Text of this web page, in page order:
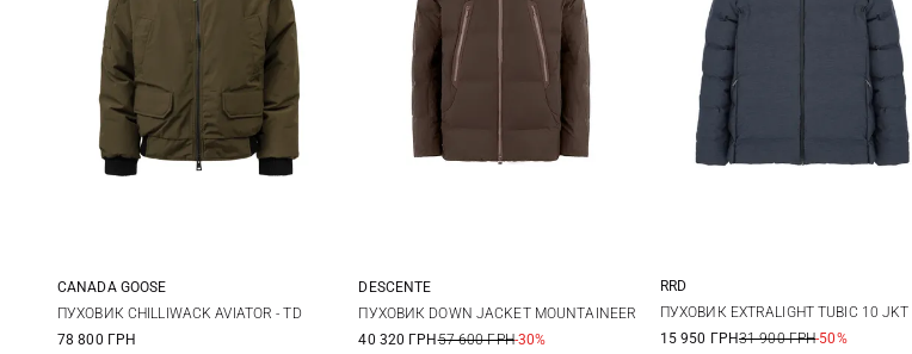
M L XL XXL
CANADA GOOSE
ПУХОВИК CHILLIWACK AVIATOR - TD
78 800 ГРН
M L XL XXL
DESCENTE
ПУХОВИК DOWN JACKET MOUNTAINEER
40 320 ГРН57 600 ГРН-30%
48 50 52 54
RRD
ПУХОВИК EXTRALIGHT TUBIC 10 JKT
15 950 ГРН31 900 ГРН-50%